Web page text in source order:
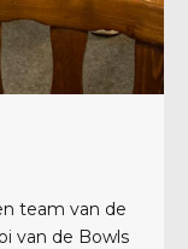
team van de
van de Bowls